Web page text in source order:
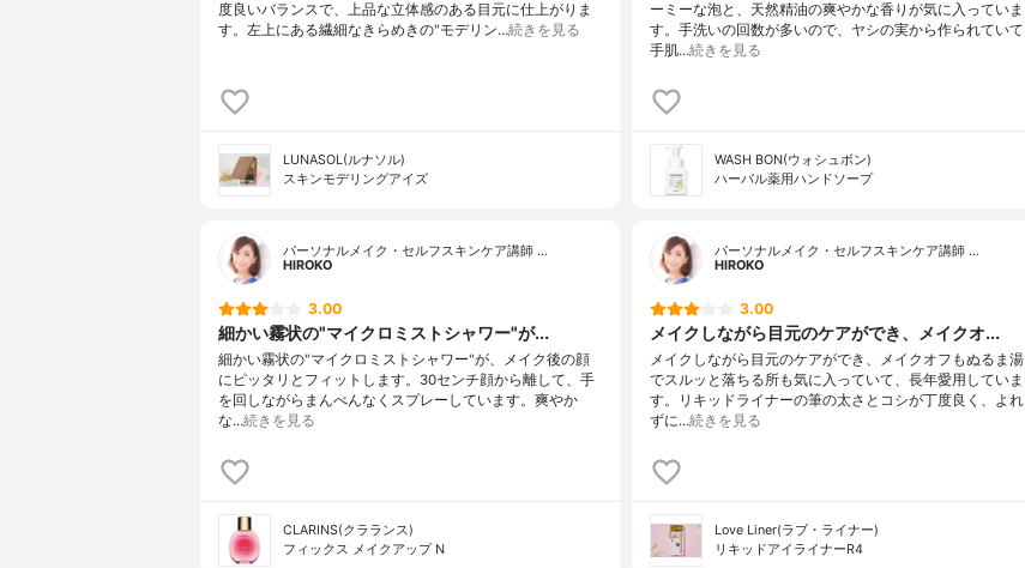
度良いバランスで、上品な立体感のある目元に仕上がりま
す。左上にある繊細なきらめきの"モデリン…続きを見る
LUNASOL(ルナソル)
スキンモデリングアイズ
ーミーな泡と、天然精油の爽やかな香りが気に入っていま
す。手洗いの回数が多いので、ヤシの実から作られていて
手肌…続きを見る
WASH BON(ウォシュボン)
ハーバル薬用ハンドソープ
パーソナルメイク・セルフスキンケア講師 …
HlROKO
3.00
細かい霧状の"マイクロミストシャワー"が...
細かい霧状の"マイクロミストシャワー"が、メイク後の顔
にピッタリとフィットします。30センチ顔から離して、手
を回しながらまんべんなくスプレーしています。爽やか
な…続きを見る
CLARINS(クラランス)
フィックス メイクアップ N
パーソナルメイク・セルフスキンケア講師 …
HlROKO
3.00
メイクしながら目元のケアができ、メイクオ...
メイクしながら目元のケアができ、メイクオフもぬるま湯
でスルッと落ちる所も気に入っていて、長年愛用していま
す。リキッドライナーの筆の太さとコシが丁度良く、よれ
ずに…続きを見る
Love Liner(ラブ・ライナー)
リキッドアイライナーR4